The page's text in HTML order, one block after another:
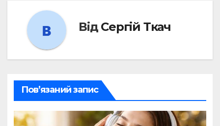
Від Сергій Ткач
Пов’язаний запис